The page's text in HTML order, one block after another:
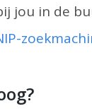
jou in de